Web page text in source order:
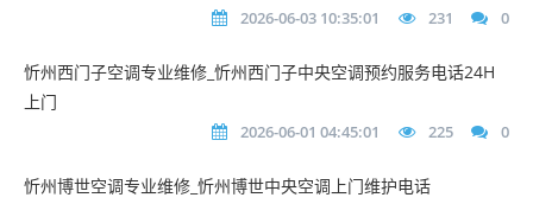
2026-06-03 10:35:01 231 0
忻州西门子空调专业维修_忻州西门子中央空调预约服务电话24H
上门
2026-06-01 04:45:01 225 0
忻州博世空调专业维修_忻州博世中央空调上门维护电话